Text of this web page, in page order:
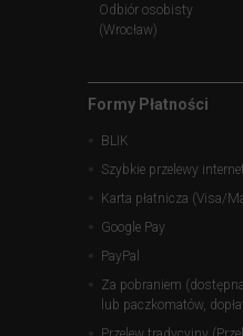
Odbiór osobisty
(Wrocław)
Formy Płatności
BLIK
Szybkie przelewy
Karta płatnicza (Visa/
Google Pay
PayPal
Za pobraniem
lub paczkomatów,